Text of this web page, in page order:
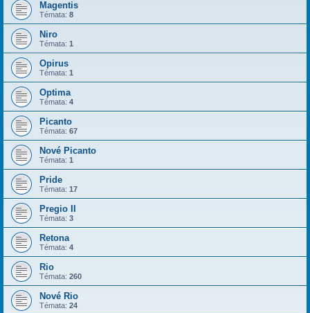
Magentis
Témata: 8
Niro
Témata: 1
Opirus
Témata: 1
Optima
Témata: 4
Picanto
Témata: 67
Nové Picanto
Témata: 1
Pride
Témata: 17
Pregio II
Témata: 3
Retona
Témata: 4
Rio
Témata: 260
Nové Rio
Témata: 24